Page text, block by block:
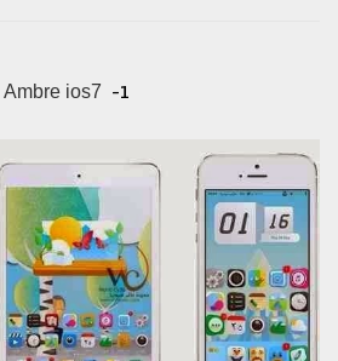
1-
Ambre ios7